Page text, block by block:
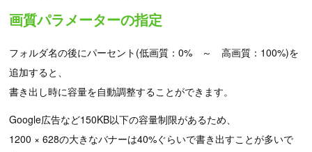
画質パラメーターの指定
フォルダ名の後にパーセント(低画質：0% ～ 高画質：100%)を
追加すると、
書き出し時に容量を自動調整することができます。
Google広告など150KB以下の容量制限があるため、
1200 × 628の大きなバナーは40%ぐらいで書き出すことが多いで